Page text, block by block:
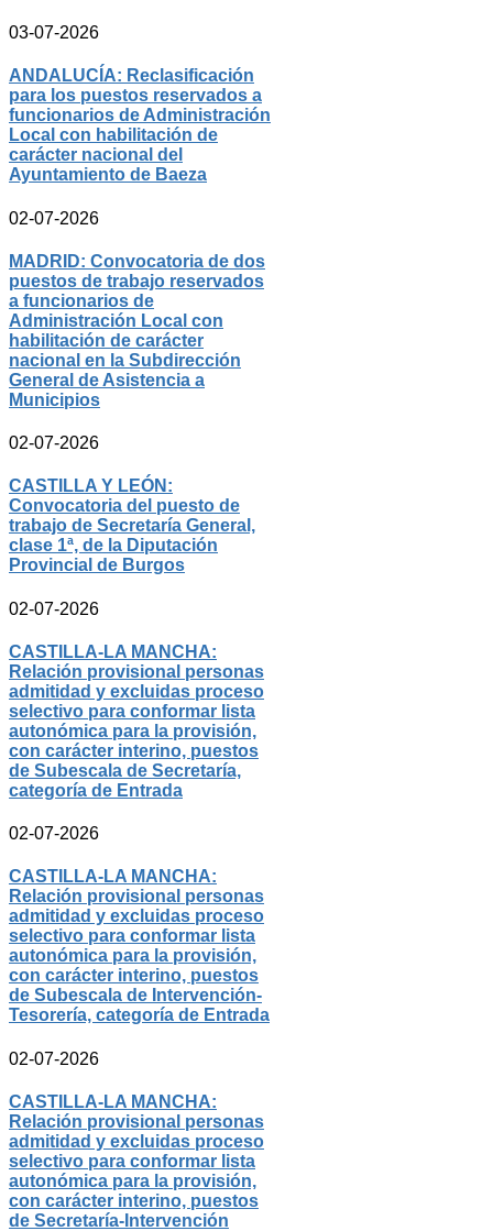
03-07-2026
ANDALUCÍA: Reclasificación
para los puestos reservados a
funcionarios de Administración
Local con habilitación de
carácter nacional del
Ayuntamiento de Baeza
02-07-2026
MADRID: Convocatoria de dos
puestos de trabajo reservados
a funcionarios de
Administración Local con
habilitación de carácter
nacional en la Subdirección
General de Asistencia a
Municipios
02-07-2026
CASTILLA Y LEÓN:
Convocatoria del puesto de
trabajo de Secretaría General,
clase 1ª, de la Diputación
Provincial de Burgos
02-07-2026
CASTILLA-LA MANCHA:
Relación provisional personas
admitidad y excluidas proceso
selectivo para conformar lista
autonómica para la provisión,
con carácter interino, puestos
de Subescala de Secretaría,
categoría de Entrada
02-07-2026
CASTILLA-LA MANCHA:
Relación provisional personas
admitidad y excluidas proceso
selectivo para conformar lista
autonómica para la provisión,
con carácter interino, puestos
de Subescala de Intervención-
Tesorería, categoría de Entrada
02-07-2026
CASTILLA-LA MANCHA:
Relación provisional personas
admitidad y excluidas proceso
selectivo para conformar lista
autonómica para la provisión,
con carácter interino, puestos
de Secretaría-Intervención